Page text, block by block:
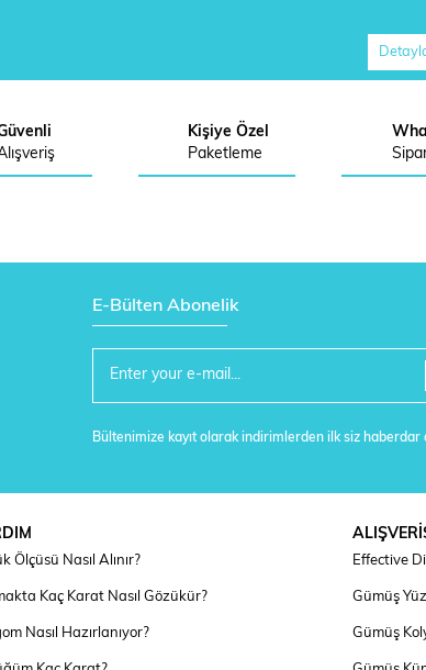
Kişiye Özel
Paketleme
E-Bülten Abonelik
Bültenimize kayıt olarak indirimlerden ilk siz haberdar
Ölçüsü Nasıl Alınır?
Kaç Karat Nasıl Gözükür?
Nasıl Hazırlanıyor?
Effective
Gümüş
Gümüş